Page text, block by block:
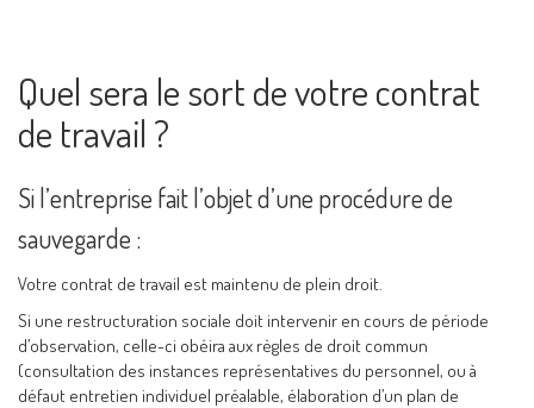
Quel sera le sort de votre contrat
de travail ?
Si l’entreprise fait l’objet d’une procédure de
sauvegarde :
Votre contrat de travail est maintenu de plein droit.
Si une restructuration sociale doit intervenir en cours de période
d’observation, celle-ci obéira aux règles de droit commun
(consultation des instances représentatives du personnel, ou à
défaut entretien individuel préalable, élaboration d’un plan de